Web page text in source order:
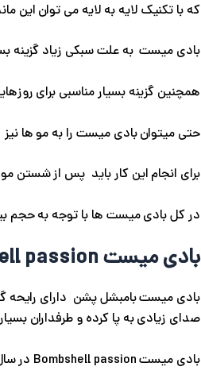
که با تکنیک لایه به لایه می توان این
بادی میست به علت سبکی زیاد گزینه
همچنین گزینه بسیار مناسبی برای
حتی میتوان بادی میست را به مو ها
برای انجام این کار باید پس از شستن مو و خشک کردن کامل آن , سه الی 4 پاف از
در کل بادی میست ها با توجه به حجم
بادی میست Bombshell passion
صدای زیادی به پا کرده و طرفداران
بادی میست Bombshell passion در سال 2021 برنده جایزه عطر سال شده است.